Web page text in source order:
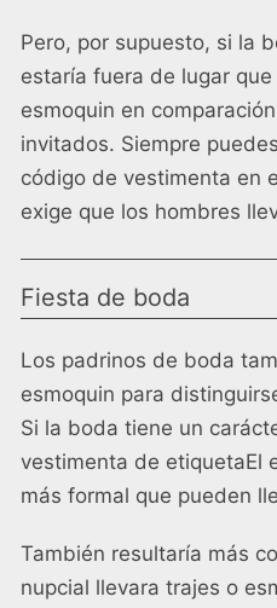
Pero, por supuesto, si la
estaría fuera de lugar
esmoquin en
invitados. Siempre
código de vestimenta en
exige que los hombres
Fiesta de boda
Los padrinos de boda
esmoquin para
Si la boda tiene un
vestimenta de etiquetaEl
más formal que pueden
También resultaría más
nupcial llevara trajes o